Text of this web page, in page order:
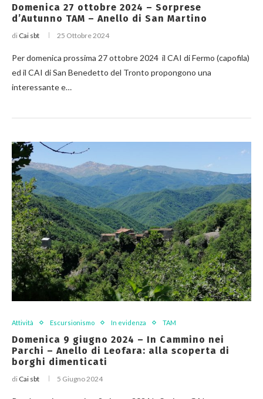
Domenica 27 ottobre 2024 – Sorprese
d’Autunno TAM – Anello di San Martino
di Cai sbt 25 Ottobre 2024
Per domenica prossima 27 ottobre 2024 il CAI di Fermo (capofila)
ed il CAI di San Benedetto del Tronto propongono una
interessante e…
Attività Escursionismo In evidenza TAM
Domenica 9 giugno 2024 – In Cammino nei
Parchi – Anello di Leofara: alla scoperta di
borghi dimenticati
di Cai sbt 5 Giugno 2024